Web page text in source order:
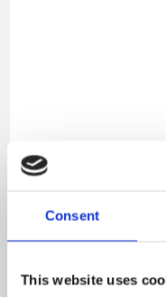
Consent
This website uses
Pressemeddelelse -
Søværnet